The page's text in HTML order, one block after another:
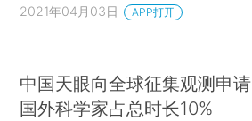
2021年04月03日 APP打开
中国天眼向全球征集观测申请
国外科学家占总时长10%